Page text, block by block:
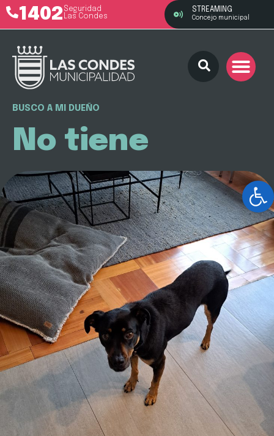
1402 Seguridad
Las Condes
STREAMING
Concejo municipal
BUSCO A MI DUEÑO
No tiene